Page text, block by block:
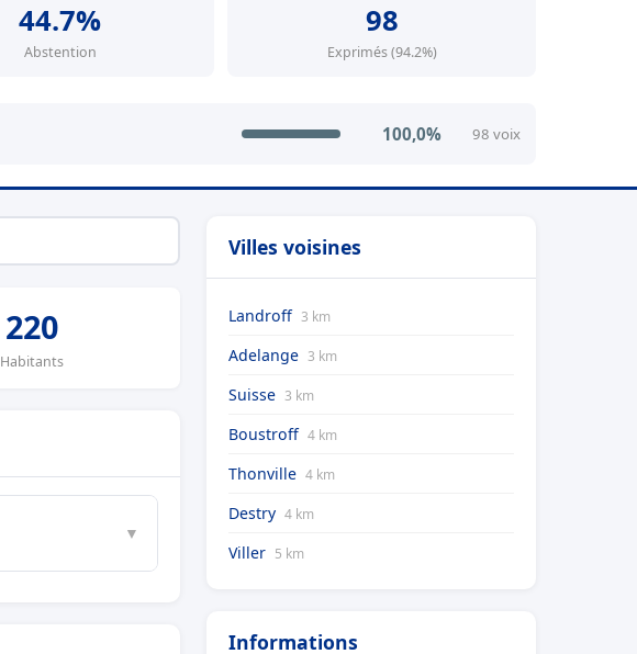
44.7%
Abstention
98
Exprimés (94.2%)
100,0% 98 voix
220
Habitants
▼
Villes voisines
Landroff 3 km
Adelange 3 km
Suisse 3 km
Boustroff 4 km
Thonville 4 km
Destry 4 km
Viller 5 km
Informations